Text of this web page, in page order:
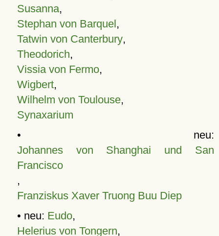
Susanna,
Stephan von Barquel,
Tatwin von Canterbury,
Theodorich,
Vissia von Fermo,
Wigbert,
Wilhelm von Toulouse,
Synaxarium
• neu:
Johannes von Shanghai und San
Francisco
,
Franziskus Xaver Truong Buu Diep
• neu: Eudo,
Helerius von Tongern,